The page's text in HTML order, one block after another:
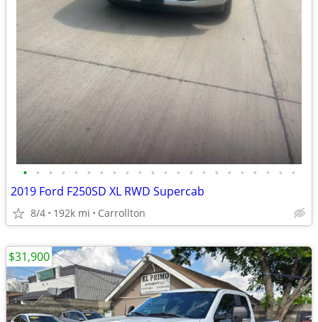
• • • • • • • • • • • • • • • • • • • • • •
2019 Ford F250SD XL RWD Supercab
8/4 192k mi Carrollton
$31,900